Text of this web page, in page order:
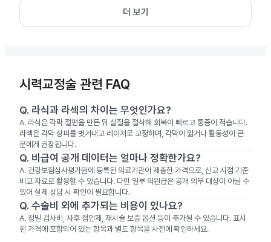
더 보기
시력교정술 관련 FAQ
Q. 라식과 라섹의 차이는 무엇인가요?
A. 라식은 각막 절편을 만든 뒤 실질을 절삭해 회복이 빠르고 통증이 적습니다.
라섹은 각막 상피를 벗겨내고 레이저로 교정하며, 각막이 얇거나 활동성이 큰
분에게 권장됩니다.
Q. 비급여 공개 데이터는 얼마나 정확한가요?
A. 건강보험심사평가원에 등록된 의료기관이 제출한 가격으로, 신고 시점 기준
비교 자료로 활용할 수 있습니다. 다만 일부 의원급은 공개 의무 대상이 아닐 수
있어 실제 상담 시 확인이 필요합니다.
Q. 수술비 외에 추가되는 비용이 있나요?
A. 정밀 검사비, 사후 점안제, 재시술 보증 옵션 등이 추가될 수 있습니다. 표시
된 가격에 포함되어 있는 항목과 별도 항목을 사전에 확인하세요.